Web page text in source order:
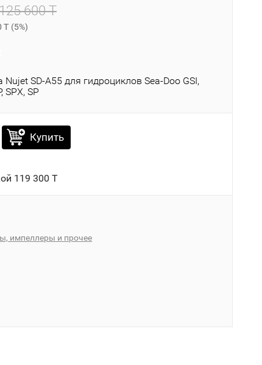
600 T
T (5%)
SD-A55 для гидроциклов Sea-Doo GSI,
SPX, SP
Купить
119 300 T
импеллеры и прочее